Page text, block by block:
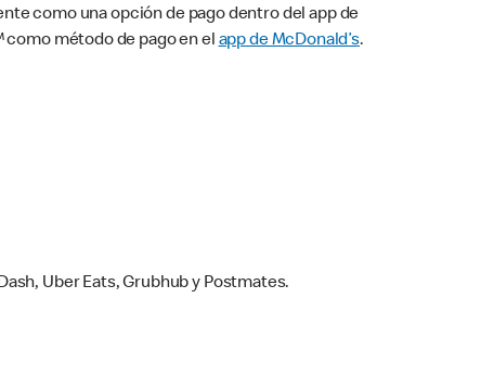
como una opción de pago dentro del app de
como método de pago en elapp de McDonald’s.
Uber Eats, Grubhub y Postmates.